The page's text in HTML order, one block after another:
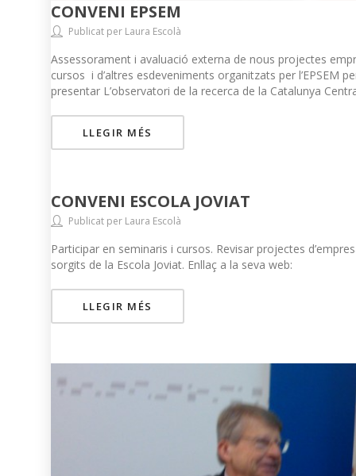
CONVENI EPSEM
Publicat per Laura Escolà
Assessorament i avaluació externa de nous projectes
cursos i d’altres esdeveniments organitzats per l’EPSEM
presentar L’observatori de la recerca de la Catalunya
LLEGIR MÉS
CONVENI ESCOLA JOVIAT
Publicat per Laura Escolà
Participar en seminaris i cursos. Revisar projectes
sorgits de la Escola Joviat. Enllaç a la seva web:
LLEGIR MÉS